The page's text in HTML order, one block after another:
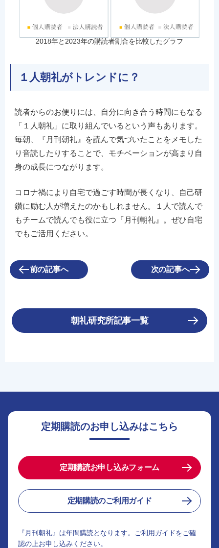
2018年と2023年の購読者割合を比較したグラフ
１人朝礼がトレンドに？
読者からのお便りには、自分に向き合う時間にもなる
「１人朝礼」に取り組んでいるという声もあります。
毎朝、『月刊朝礼』を読んで気づいたことをメモした
り音読したりすることで、モチベーションが高まり自
身の成長につながります。
コロナ禍により自宅で過ごす時間が長くなり、自己研
鑽に励む人が増えたのかもしれません。１人で読んで
もチームで読んでも役に立つ『月刊朝礼』。ぜひ自宅
でもご活用ください。
前の記事へ 次の記事へ
朝礼研究所記事一覧
定期購読のお申し込みはこちら
定期購読お申し込みフォーム
定期購読のご利用ガイド
『月刊朝礼』は年間購読となります。ご利用ガイドをご確
認の上お申し込みください。